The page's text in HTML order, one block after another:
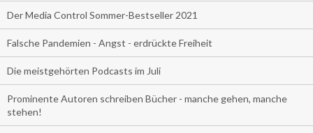
Der Media Control Sommer-Bestseller 2021
Falsche Pandemien - Angst - erdrückte Freiheit
Die meistgehörten Podcasts im Juli
Prominente Autoren schreiben Bücher - manche gehen, manche
stehen!